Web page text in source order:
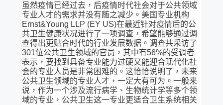
虽然疫情已经过去，后疫情时代社会对于公共领域
专业人才的需求并没有随之减少。美国专业机构
Ernst&Young LLP (EY US)在最近针对疫情后的公
共卫生健康状况进行了一项调查，希望能够通过调
查得出更贴合时代的行业发展数据。调查共采访了
301位公共卫生领域的官员，其中有56%的受调者
表示，要找到具备专业能力过硬又能迎合现代化社
会的专业人员是非常困难的。这恰恰说明了，未来
公共卫生领域的专业人才，一定大有可为。一般来
说，作为一个涉及流行病学、生物统计学等多个领
域的专业，公共卫生这一专业更适合卫生系统相关